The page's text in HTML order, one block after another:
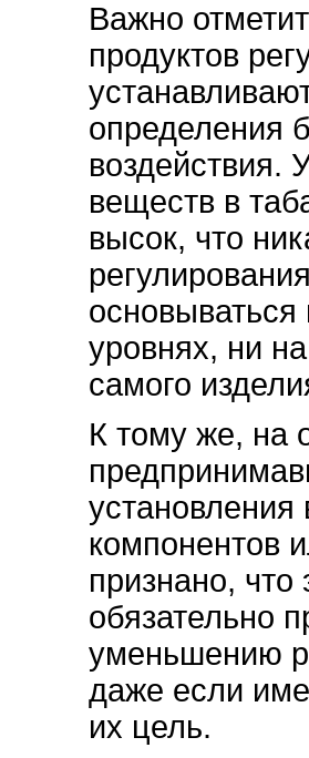
Важно
продуктов
определения
воздействия.
веществ в
высок, что
уровнях, ни
самого
К тому же, на
установления
компонентов
признано,
обязательно
уменьшению
даже если
их цель.